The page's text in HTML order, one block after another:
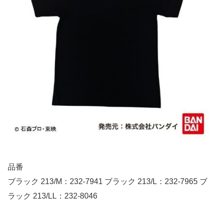
品番
ブラック 213/M：232-7941 ブラック 213/L：232-7965 ブ
ラック 213/LL：232-8046